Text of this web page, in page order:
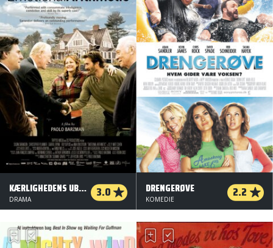
KÆRLIGHEDENS UBRYDELIGE BÅND 3.0
DRAMA
DRENGERØVE 2.2
KOMEDIE